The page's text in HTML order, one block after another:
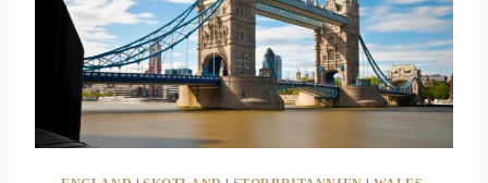
Å
S
K
I
N
E